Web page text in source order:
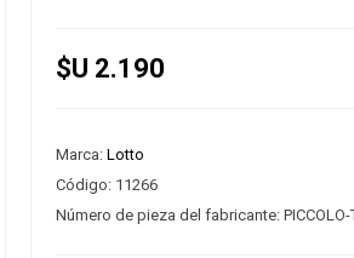
$U 2.190
Marca: Lotto
Código: 11266
Número de pieza del fabricante: